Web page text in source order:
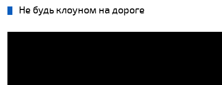
Не будь клоуном на дороге